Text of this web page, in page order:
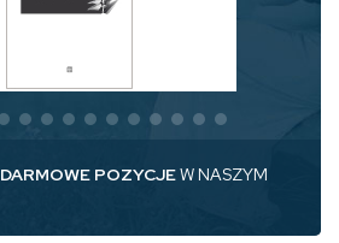
DARMOWE POZYCJEW NASZYM